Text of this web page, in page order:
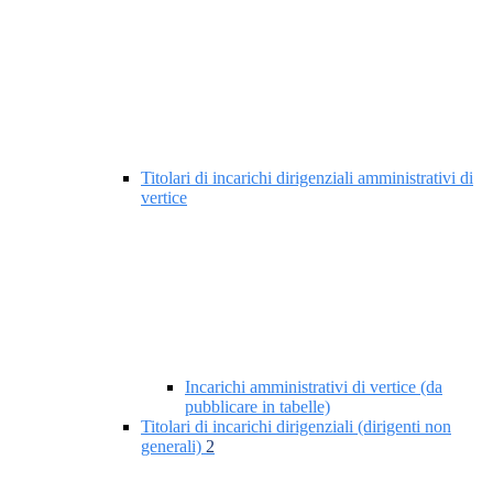
Titolari di incarichi dirigenziali amministrativi di
vertice
Incarichi amministrativi di vertice (da
pubblicare in tabelle)
Titolari di incarichi dirigenziali (dirigenti non
generali) 2